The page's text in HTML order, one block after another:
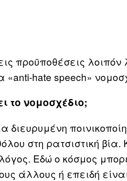
προϋποθέσεις
hate speech»
το νομοσχέδιο;
διευρυμένη
στη ρατσιστική
Εδώ ο κόσμος
άλλους ή επειδή